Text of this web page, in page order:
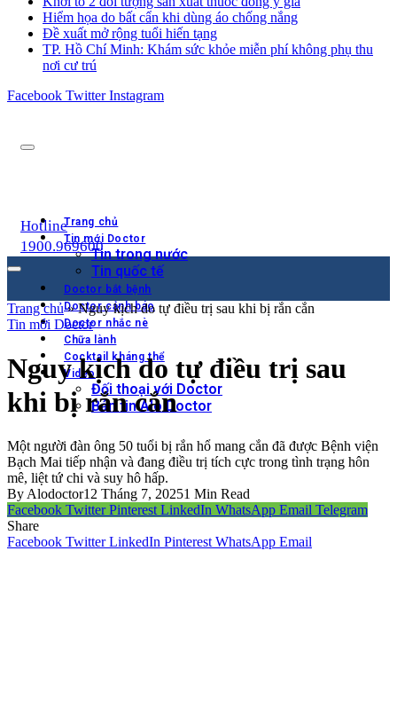
Hiểm họa do bất cẩn khi dùng áo chống nắng
Đề xuất mở rộng tuổi hiến tạng
TP. Hồ Chí Minh: Khám sức khỏe miễn phí không phụ thu
nơi cư trú
Facebook Twitter Instagram
Trang chủ
Tin mới Doctor
Tin trong nước
Tin quốc tế
Doctor bắt bệnh
Doctor cảnh báo
Doctor nhắc nè
Chữa lành
Cocktail kháng thể
Video
Đối thoại với Doctor
Bản tin Alo Doctor
Hotline
1900.969600
Trang chủ»Nguy kịch do tự điều trị sau khi bị rắn cắn
Tin mới Doctor
Nguy kịch do tự điều trị sau
khi bị rắn cắn
Một người đàn ông 50 tuổi bị rắn hổ mang cắn đã được Bệnh viện
Bạch Mai tiếp nhận và đang điều trị tích cực trong tình trạng hôn
mê, liệt tứ chi và suy hô hấp.
By Alodoctor12 Tháng 7, 20251 Min Read
Facebook Twitter Pinterest LinkedIn WhatsApp Email Telegram
Share
Facebook Twitter LinkedIn Pinterest WhatsApp Email